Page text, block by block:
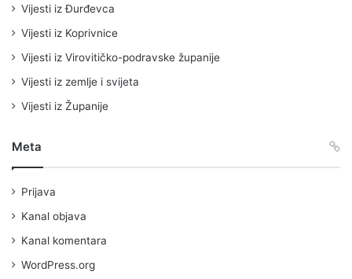
Vijesti iz Đurđevca
Vijesti iz Koprivnice
Vijesti iz Virovitičko-podravske županije
Vijesti iz zemlje i svijeta
Vijesti iz Županije
Meta
Prijava
Kanal objava
Kanal komentara
WordPress.org